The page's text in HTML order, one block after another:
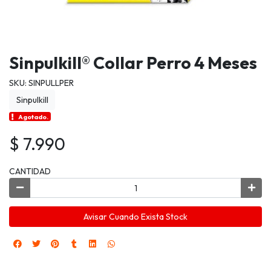
Sinpulkill® Collar Perro 4 Meses
SKU: SINPULLPER
Sinpulkill
Agotado.
$ 7.990
CANTIDAD
Avisar Cuando Exista Stock